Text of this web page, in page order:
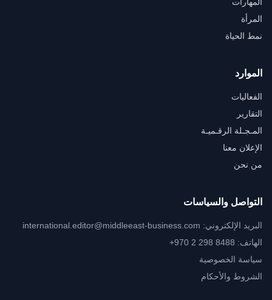
المرأة
نمط الحياة
الموارد
الفعاليات
التقارير
المـجـلة الرقـميـة
الإعلان معنا
من نحن
التواصل والسياسات
البريد الإلكتروني: international.editor@middleeast-business.com
الهاتف: ‎+970 2 298 8488
سياسة الخصوصية
الشروط والأحكام